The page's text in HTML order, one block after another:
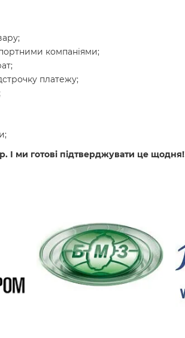
компаніями;
платежу;
І ми готові підтверджувати це щодня!